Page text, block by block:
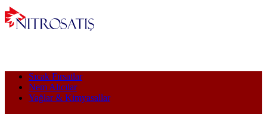
Sıcak Fırsatlar
Nem Alıcılar
Yağlar & Kimyasallar